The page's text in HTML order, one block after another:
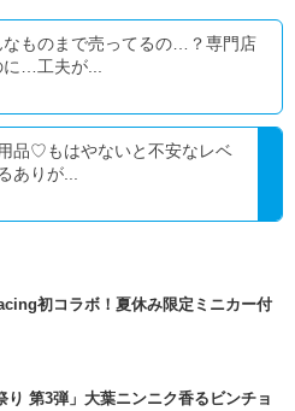
なものまで売ってるの…？専門店
…工夫が...
品♡もはやないと不安なレベ
ありが...
初コラボ！夏休み限定ミニカー付
り 第3弾」大葉ニンニク香るビンチョ